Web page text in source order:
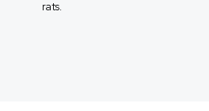
rats.